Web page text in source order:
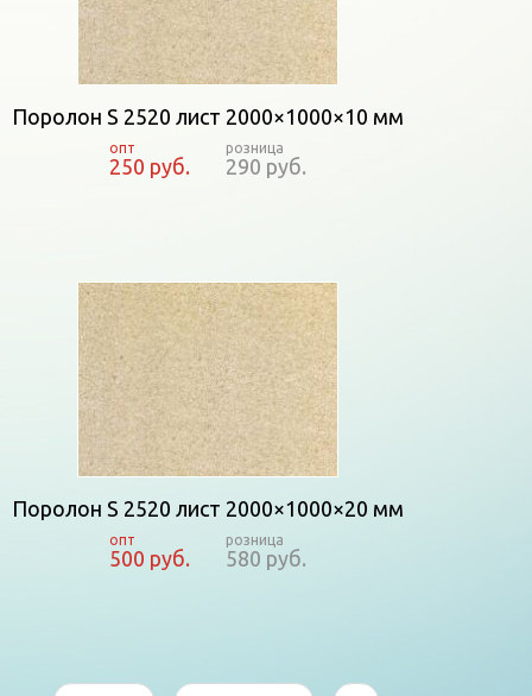
Поролон S 2520 лист 2000×1000×10 мм
250 руб. 290 руб.
Поролон S 2520 лист 2000×1000×20 мм
500 руб. 580 руб.